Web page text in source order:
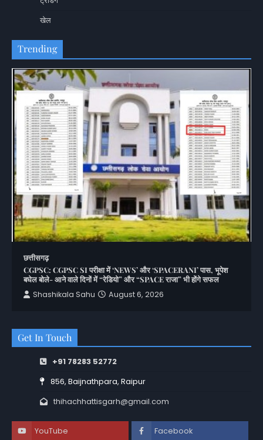
खेल
Trending
छत्तीसगढ़
CGPSC: CGPSC SI परीक्षा में ‘NEWS’ और ‘SPACERANI’ पास, भूपेश
बघेल बोले- आने वाले दिनों में “रेडियो” और “SPACE राजा” भी होंगे सफल
Shashikala Sahu
August 6, 2026
Get In Touch
+91 78283 52772
856, Baijnathpara, Raipur
thihachhattisgarh@gmail.com
YouTube Facebook